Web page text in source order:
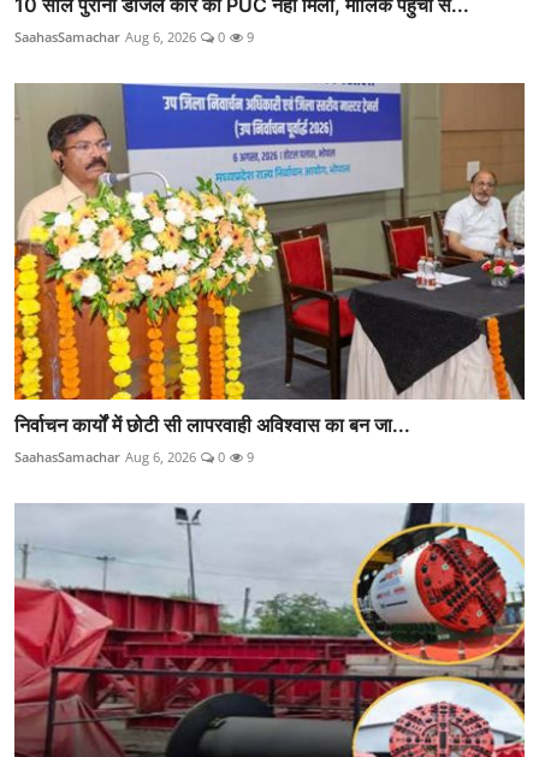
10 साल पुरानी डीजल कार को PUC नहीं मिला, मालिक पहुंचा स...
SaahasSamachar Aug 6, 2026 0 9
निर्वाचन कार्यों में छोटी सी लापरवाही अविश्वास का बन जा...
SaahasSamachar Aug 6, 2026 0 9